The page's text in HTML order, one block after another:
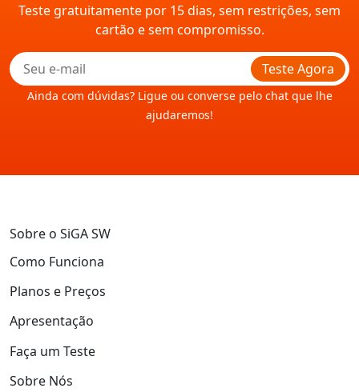
Teste gratuitamente por 15 dias, sem restrições, sem
cartão e sem compromisso.
Teste Agora
Ainda com dúvidas? Ligue ou converse pelo chat que lhe
ajudaremos!
Sobre o SiGA SW
Como Funciona
Planos e Preços
Apresentação
Faça um Teste
Sobre Nós